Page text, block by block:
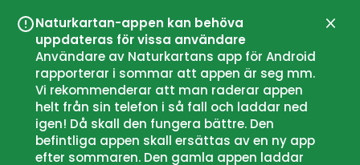
Naturkartan-appen kan behöva
uppdateras för vissa användare
Användare av Naturkartans app för Android
rapporterar i sommar att appen är seg mm.
Vi rekommenderar att man raderar appen
helt från sin telefon i så fall och laddar ned
igen! Då skall den fungera bättre. Den
befintliga appen skall ersättas av en ny app
efter sommaren. Den gamla appen laddar